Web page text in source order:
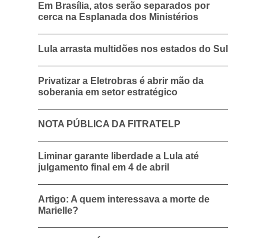
Em Brasília, atos serão separados por
cerca na Esplanada dos Ministérios
Lula arrasta multidões nos estados do Sul
Privatizar a Eletrobras é abrir mão da
soberania em setor estratégico
NOTA PÚBLICA DA FITRATELP
Liminar garante liberdade a Lula até
julgamento final em 4 de abril
Artigo: A quem interessava a morte de
Marielle?